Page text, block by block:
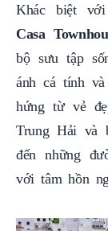
Khác biệt
Casa
bộ sưu tập
ánh cá tính
hứng từ vẻ
Trung Hải và
đến những
với tâm hồn